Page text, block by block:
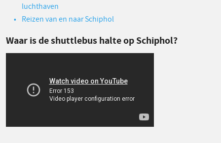
luchthaven
Reizen van en naar Schiphol
Waar is de shuttlebus halte op Schiphol?